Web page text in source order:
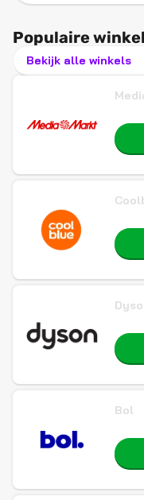
Populaire
Bekijk alle winkels
Bol